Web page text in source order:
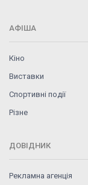
АФІША
Кіно
Виставки
Спортивні події
Різне
ДОВІДНИК
Рекламна агенція